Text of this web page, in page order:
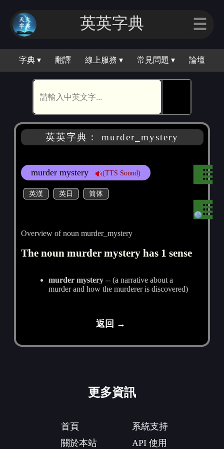
英英字典 ☰
字典 ▾ 翻譯 線上服務 ▾ 常見問題 ▾ 論壇
英英字典： murder_mystery
murder mystery (TTS Sound)
英漢 英日 简体
Overview of noun murder_mystery
The noun murder mystery has 1 sense
murder mystery -- (a narrative about a
murder and how the murderer is discovered)
返回 →
更多資訊
首頁
關於本站
系統支持
API 使用